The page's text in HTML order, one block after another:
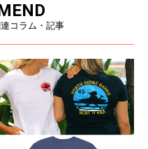
コラム・記事